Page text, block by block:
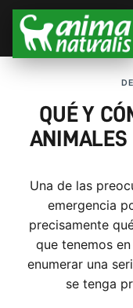
QUÉ Y
ANIMALES
Una de las
emergencia
precisamente
que tenemos
enumerar una
se tenga